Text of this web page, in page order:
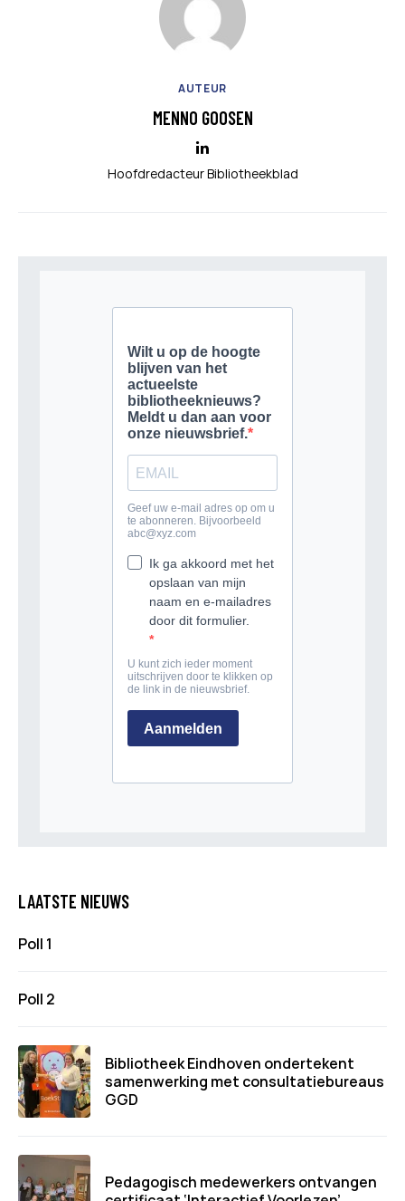
AUTEUR
MENNO GOOSEN
Hoofdredacteur Bibliotheekblad
LAATSTE NIEUWS
Poll 1
Poll 2
Bibliotheek Eindhoven ondertekent
samenwerking met consultatiebureaus
GGD
Pedagogisch medewerkers ontvangen